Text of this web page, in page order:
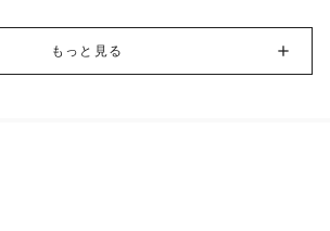
もっと見る